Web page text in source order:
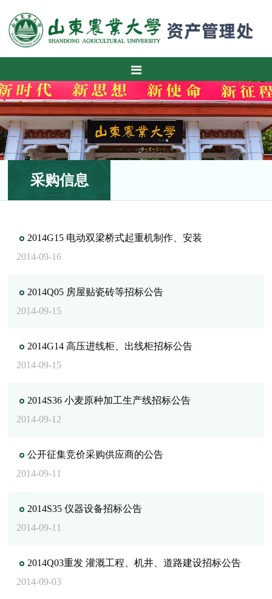
采购信息
2014G15 电动双梁桥式起重机制作、安装
2014-09-16
2014Q05 房屋贴瓷砖等招标公告
2014-09-15
2014G14 高压进线柜、出线柜招标公告
2014-09-15
2014S36 小麦原种加工生产线招标公告
2014-09-12
公开征集竞价采购供应商的公告
2014-09-11
2014S35 仪器设备招标公告
2014-09-11
2014Q03重发 灌溉工程、机井、道路建设招标公告
2014-09-03